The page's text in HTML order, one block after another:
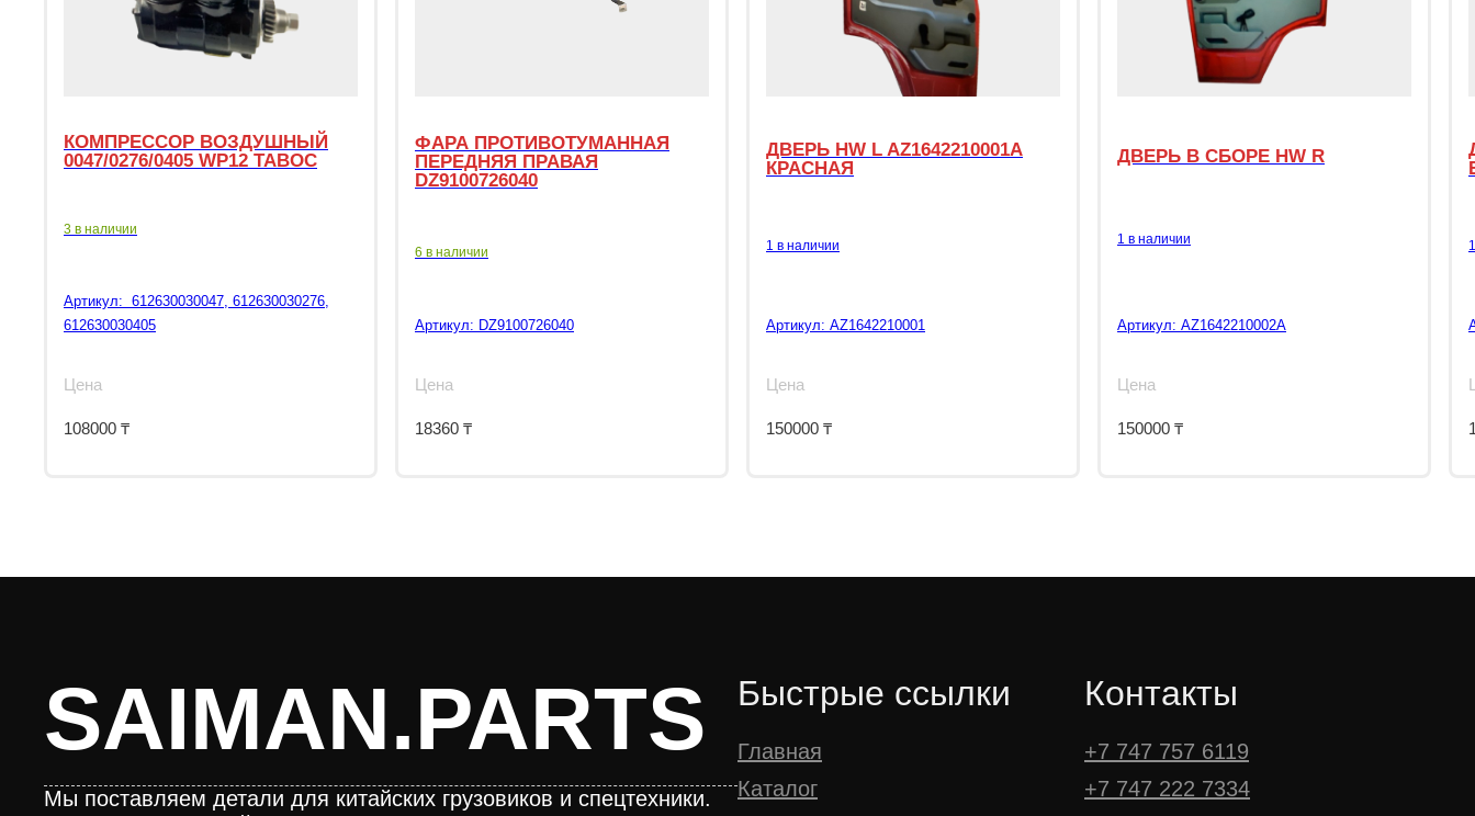
КОМПРЕССОР ВОЗДУШНЫЙ
0047/0276/0405 WP12 TABOC
3 в наличии
Артикул: 612630030047, 612630030276,
612630030405
Цена
108000 ₸
ФАРА ПРОТИВОТУМАННАЯ
ПЕРЕДНЯЯ ПРАВАЯ
DZ9100726040
6 в наличии
Артикул: DZ9100726040
Цена
18360 ₸
ДВЕРЬ HW L AZ1642210001A
КРАСНАЯ
1 в наличии
Артикул: AZ1642210001
Цена
150000 ₸
ДВЕРЬ В СБОРЕ HW R
1 в наличии
Артикул: AZ1642210002A
Цена
150000 ₸
SAIMAN.PARTS
Мы поставляем детали для китайских грузовиков и спецтехники.
Быстрые ссылки
Главная
Каталог
Контакты
+7 747 757 6119
+7 747 222 7334